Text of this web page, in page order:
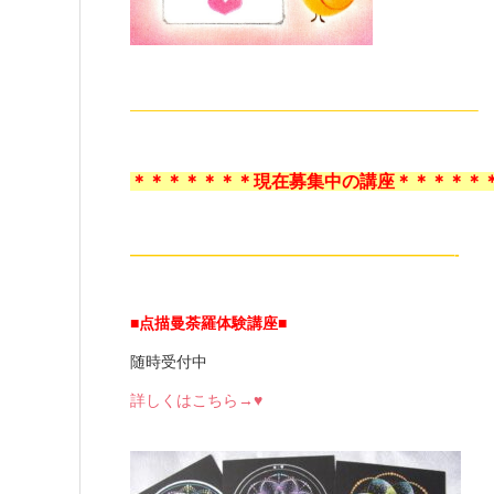
——————————————————————–
＊＊＊＊＊＊＊現在募集中の講座＊＊＊＊＊
—————————————————————-
■点描曼荼羅体験講座■
随時受付中
詳しくはこちら→♥